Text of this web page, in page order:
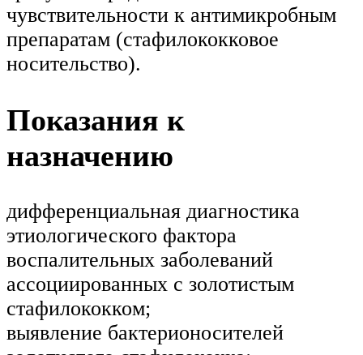
чувствительности к антимикробным
препаратам (стафилококковое
носительство).
Показания к
назначению
дифференциальная диагностика
этиологического фактора
воспалительных заболеваний
ассоциированных с золотистым
стафилококком;
выявление бактерионосителей